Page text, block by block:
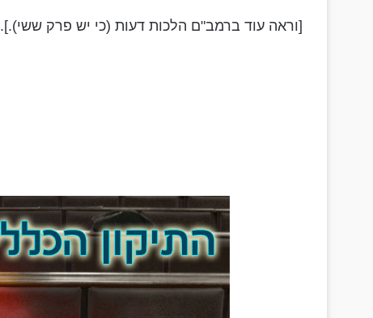
[וראה עוד ברמב"ם הלכות דעות (כי יש פרק ששי).].